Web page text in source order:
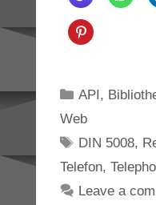
Categories
API,
Web
Tags
DIN 5008,
Telefon,
Leave a